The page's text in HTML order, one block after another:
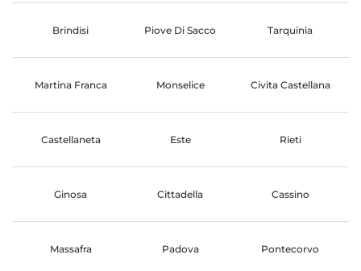
Brindisi Piove Di Sacco Tarquinia
Martina Franca Monselice Civita Castellana
Castellaneta Este Rieti
Ginosa Cittadella Cassino
Massafra Padova Pontecorvo